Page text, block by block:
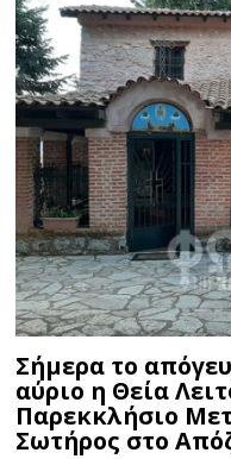
Σήμερα το
αύριο η Θεία
Παρεκκλήσιο
Σωτήρος στο